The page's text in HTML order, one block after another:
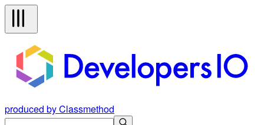
produced by Classmethod